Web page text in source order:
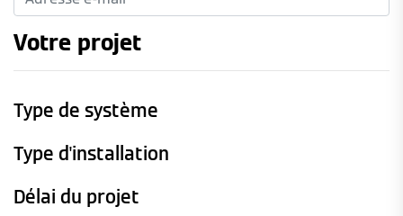
Votre projet
Type de système
Type d'installation
Délai du projet